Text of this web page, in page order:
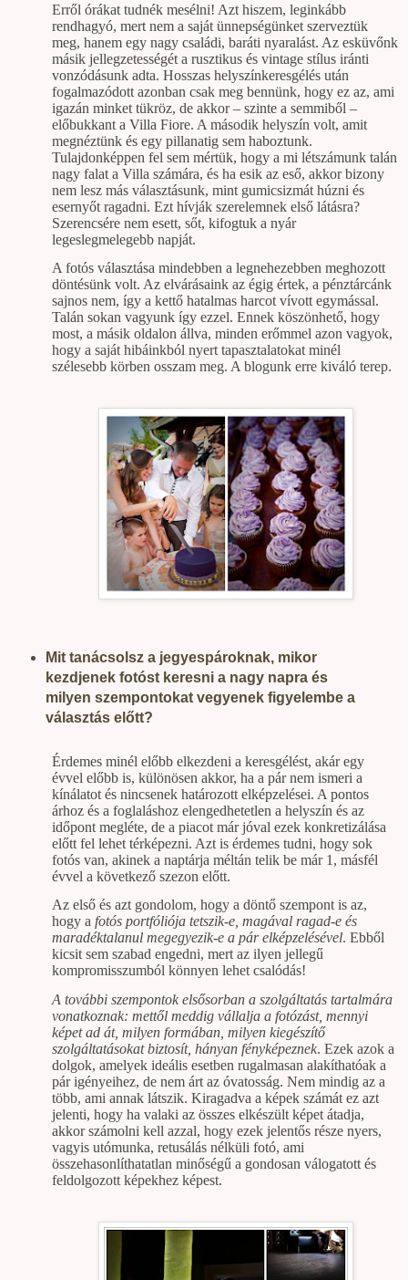
Erről órákat tudnék mesélni! Azt hiszem, leginkább
rendhagyó, mert nem a saját ünnepségünket szerveztük
meg, hanem egy nagy családi, baráti nyaralást. Az esküvőnk
másik jellegzetességét a rusztikus és vintage stílus iránti
vonzódásunk adta. Hosszas helyszínkeresgélés után
fogalmazódott azonban csak meg bennünk, hogy ez az, ami
igazán minket tükröz, de akkor – szinte a semmiből –
előbukkant a Villa Fiore. A második helyszín volt, amit
megnéztünk és egy pillanatig sem haboztunk.
Tulajdonképpen fel sem mértük, hogy a mi létszámunk talán
nagy falat a Villa számára, és ha esik az eső, akkor bizony
nem lesz más választásunk, mint gumicsizmát húzni és
esernyőt ragadni. Ezt hívják szerelemnek első látásra?
Szerencsére nem esett, sőt, kifogtuk a nyár
legeslegmelegebb napját.
A fotós választása mindebben a legnehezebben meghozott
döntésünk volt. Az elvárásaink az égig értek, a pénztárcánk
sajnos nem, így a kettő hatalmas harcot vívott egymással.
Talán sokan vagyunk így ezzel. Ennek köszönhető, hogy
most, a másik oldalon állva, minden erőmmel azon vagyok,
hogy a saját hibáinkból nyert tapasztalatokat minél
szélesebb körben osszam meg. A blogunk erre kiváló terep.
Mit tanácsolsz a jegyespároknak, mikor
kezdjenek fotóst keresni a nagy napra és
milyen szempontokat vegyenek figyelembe a
választás előtt?
Érdemes minél előbb elkezdeni a keresgélést, akár egy
évvel előbb is, különösen akkor, ha a pár nem ismeri a
kínálatot és nincsenek határozott elképzelései. A pontos
árhoz és a foglaláshoz elengedhetetlen a helyszín és az
időpont megléte, de a piacot már jóval ezek konkretizálása
előtt fel lehet térképezni. Azt is érdemes tudni, hogy sok
fotós van, akinek a naptárja méltán telik be már 1, másfél
évvel a következő szezon előtt.
Az első és azt gondolom, hogy a döntő szempont is az,
hogy afotós portfóliója tetszik-e, magával ragad-e és
maradéktalanul megegyezik-e a pár elképzelésével. Ebből
kicsit sem szabad engedni, mert az ilyen jellegű
kompromisszumból könnyen lehet csalódás!
A további szempontok elsősorban a szolgáltatás tartalmára
vonatkoznak: mettől meddig vállalja a fotózást, mennyi
képet ad át, milyen formában, milyen kiegészítő
szolgáltatásokat biztosít, hányan fényképeznek. Ezek azok a
dolgok, amelyek ideális esetben rugalmasan alakíthatóak a
pár igényeihez, de nem árt az óvatosság. Nem mindig az a
több, ami annak látszik. Kiragadva a képek számát ez azt
jelenti, hogy ha valaki az összes elkészült képet átadja,
akkor számolni kell azzal, hogy ezek jelentős része nyers,
vagyis utómunka, retusálás nélküli fotó, ami
összehasonlíthatatlan minőségű a gondosan válogatott és
feldolgozott képekhez képest.